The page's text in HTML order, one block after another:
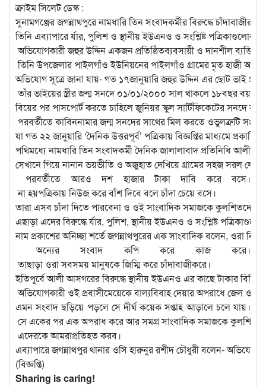
ক্রাইম সিলেট ডেস্ক :
সুনামগঞ্জের জগন্নাথপুরে নামধারি তিন সংবাদকর্মীর বিরুদ্ধে
তিনি এব্যাপারে র্যার, পুলিশ ও স্থানীয় ইউএনও ও সংশ্লিষ্ট
অভিযোগকারী জহুর উদ্দিন একজন প্রতিষ্ঠিতব্যবসায়ী ও দানশীল ব্যক্তি
তিনি উপজেলার পাইলগাঁও ইউনিয়নের পাইলগাঁও গ্রামের মৃত হাজী
অভিযোগ সূত্রে জানা যায়- গত ১৭জানুয়ারি জহুর উদ্দিন এর ছোট ভাই
তাঁর ভাইয়ের স্ত্রীর জন্ম সনদে ০১/০১/২০০০ সাল থাকলে ১৮বছর বয়স
বিয়ের পর পাসপোর্ট করতে চাহিলে জুনিয়র স্কুল সার্টিফিকেটের সনদে
পরবর্তীতে কাবিননামার জন্ম সনদের সাথের মিল করতে ওভুলত্রুটি
যা গত ২২ জানুয়ারি ‘দৈনিক উত্তরপূর্ব’ পত্রিকায় বিজ্ঞপ্তির মাধ্যমে
পথিমধ্যে নামধারি তিন সংবাদকর্মী দৈনিক জালালাবাদ প্রতিনিধি
সেখানে গিয়ে নানান ভয়ভীতি ও অজুহাত দেখিয়ে গ্রামের সহজ সরল
পরবর্তীতে আরও দশ হাজার টাকা দাবি করে বসে।
না হয়পত্রিকায় নিউজ করে বাঁশ দিবে বলে চাঁদা চেয়ে বসে।
তারা এসব চাঁদা দিতে পারবেনা ও ওই সাংবাদিক সমাজকে কুলশিতদের
এছাড়া এদের বিরুদ্ধে র্যার, পুলিশ, স্থানীয় ইউএনও ও সংশ্লিষ্ট
নাম প্রকাশের অনিচ্ছা শর্তে জগন্নাথপুরের এক সাংবাদিক বলেন, ওরা
অন্যের সংবাদ কপি করে কাজ করে।
তাছাড়া ওরা সবসময় মানুষকে জিম্মি করে চাঁদাবাজীকরে।
ইতিপূর্বে আলী আসগরের বিরুদ্ধে স্থানীয় ইউএনও এর কাছে টাকার
অভিযোগকারী ওই প্রবাসীমেয়েকে বাল্যবিবাহ দেয়ার অপরাধে জেল ও
এমন সংবাদ ছড়িয়ে পড়লে সে দীর্ঘ কয়েক সপ্তাহ আড়ালে চলে যায়।
সে একের পর এক অপরাধ করে আর সমগ্র সাংবাদিক সমাজকে কুলশিত
এদেরকে আমরাপ্রতিহত করব।
এব্যাপারে জগন্নাথপুর থানার ওসি হারুনুর রশীদ চৌধুরী বলেন- অভিযোগ
(বিজ্ঞপ্তি)
Sharing is caring!